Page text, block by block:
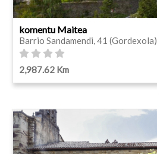
komentu Maitea
Barrio Sandamendi, 41 (Gordexola)
2,987.62 Km